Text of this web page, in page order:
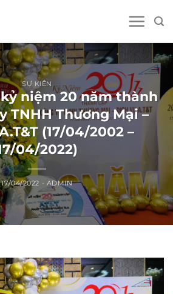
SỰ KIỆN
niệm 20 năm thành
TNHH Thương Mại –
(17/04/2002 –
04/2022)
17/04/2022 - ADMIN